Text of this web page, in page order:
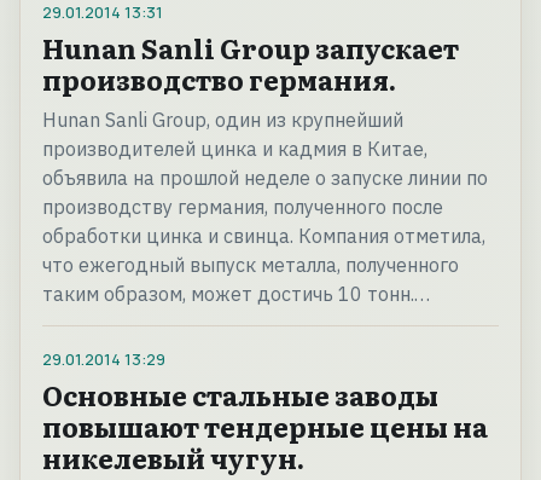
29.01.2014 13:31
Hunan Sanli Group запускает
производство германия.
Hunan Sanli Group, один из крупнейший
производителей цинка и кадмия в Китае,
объявила на прошлой неделе о запуске линии по
производству германия, полученного после
обработки цинка и свинца. Компания отметила,
что ежегодный выпуск металла, полученного
таким образом, может достичь 10 тонн.…
29.01.2014 13:29
Основные стальные заводы
повышают тендерные цены на
никелевый чугун.